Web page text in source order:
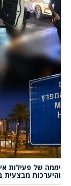
יממה של פעילות
והיערכות מבצעית